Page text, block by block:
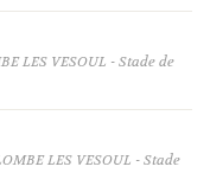
LES VESOUL - Stade de
LES VESOUL - Stade